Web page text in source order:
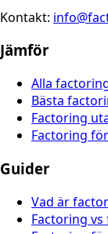
Kontakt:
Jämför
Alla
Bästa
Factoring
Factoring
Guider
Vad är
Factoring